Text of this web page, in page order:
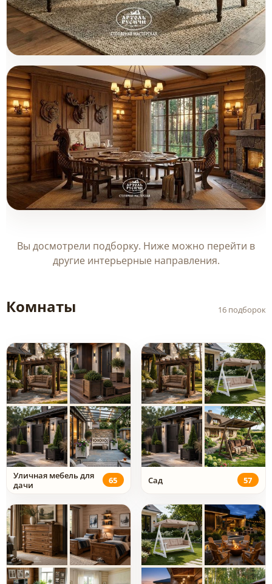
Круглый стол и два кресла в
интерьере гостиной загородного
дома
Товары (2)
Вы досмотрели подборку. Ниже можно перейти в
другие интерьерные направления.
Комнаты 16 подборок
Уличная мебель для
дачи
65 Сад 57